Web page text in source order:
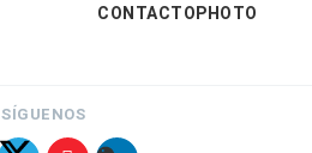
CONTACTOPHOTO
SÍGUENOS